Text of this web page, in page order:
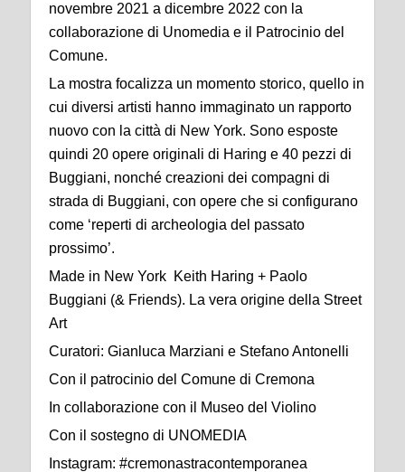
novembre 2021 a dicembre 2022 con la
collaborazione di Unomedia e il Patrocinio del
Comune.
La mostra focalizza un momento storico, quello in
cui diversi artisti hanno immaginato un rapporto
nuovo con la città di New York. Sono esposte
quindi 20 opere originali di Haring e 40 pezzi di
Buggiani, nonché creazioni dei compagni di
strada di Buggiani, con opere che si configurano
come ‘reperti di archeologia del passato
prossimo’.
Made in New York Keith Haring + Paolo
Buggiani (& Friends). La vera origine della Street
Art
Curatori: Gianluca Marziani e Stefano Antonelli
Con il patrocinio del Comune di Cremona
In collaborazione con il Museo del Violino
Con il sostegno di UNOMEDIA
Instagram: #cremonastracontemporanea